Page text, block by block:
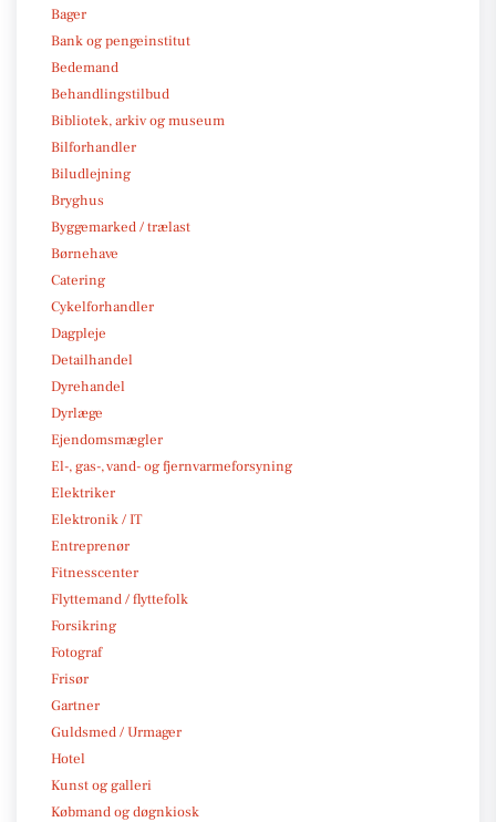
Bager
Bank og pengeinstitut
Bedemand
Behandlingstilbud
Bibliotek, arkiv og museum
Bilforhandler
Biludlejning
Bryghus
Byggemarked / trælast
Børnehave
Catering
Cykelforhandler
Dagpleje
Detailhandel
Dyrehandel
Dyrlæge
Ejendomsmægler
El-, gas-, vand- og fjernvarmeforsyning
Elektriker
Elektronik / IT
Entreprenør
Fitnesscenter
Flyttemand / flyttefolk
Forsikring
Fotograf
Frisør
Gartner
Guldsmed / Urmager
Hotel
Kunst og galleri
Købmand og døgnkiosk